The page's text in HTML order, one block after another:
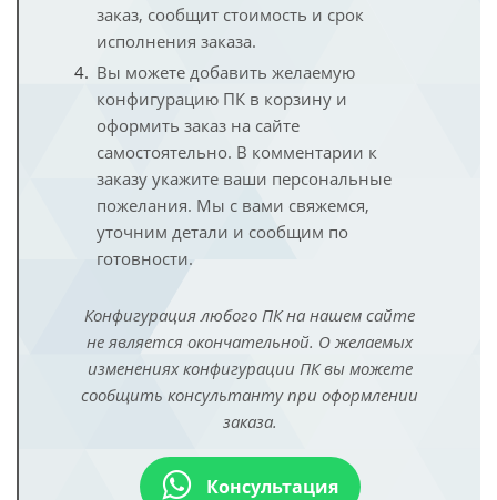
заказ, сообщит стоимость и срок
исполнения заказа.
Вы можете добавить желаемую
конфигурацию ПК в корзину и
оформить заказ на сайте
самостоятельно. В комментарии к
заказу укажите ваши персональные
пожелания. Мы с вами свяжемся,
уточним детали и сообщим по
готовности.
Конфигурация любого ПК на нашем сайте
не является окончательной. О желаемых
изменениях конфигурации ПК вы можете
сообщить консультанту при оформлении
заказа.
Консультация